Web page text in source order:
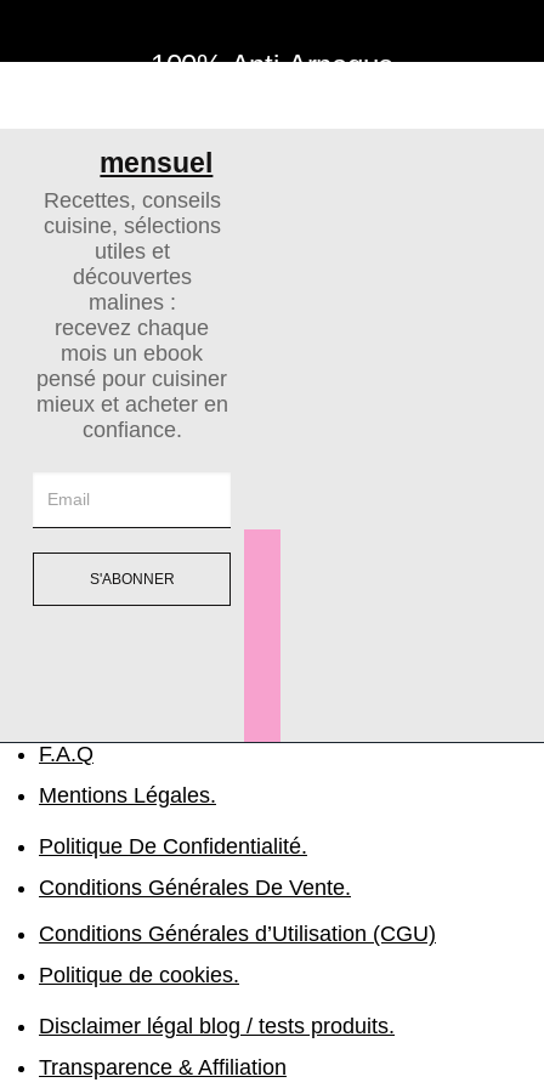
100% Anti-Arnaque
Connexion
[ultimatemember form_id= »4479″]
mensuel
Recettes, conseils
cuisine, sélections
utiles et
découvertes
malines :
recevez chaque
mois un ebook
pensé pour cuisiner
mieux et acheter en
confiance.
S'ABONNER
F.A.Q
Mentions Légales.
Politique De Confidentialité.
Conditions Générales De Vente.
Conditions Générales d’Utilisation (CGU)
Politique de cookies.
Disclaimer légal blog / tests produits.
Transparence & Affiliation